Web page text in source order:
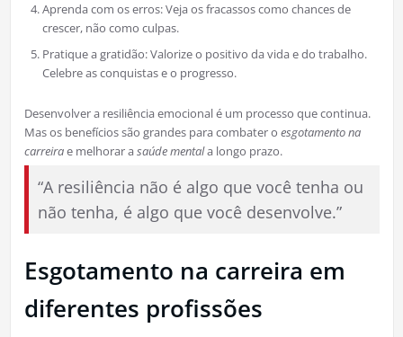
Aprenda com os erros: Veja os fracassos como chances de
crescer, não como culpas.
Pratique a gratidão: Valorize o positivo da vida e do trabalho.
Celebre as conquistas e o progresso.
Desenvolver a resiliência emocional é um processo que continua.
Mas os benefícios são grandes para combater o esgotamento na
carreirae melhorar asaúde mentala longo prazo.
“A resiliência não é algo que você tenha ou
não tenha, é algo que você desenvolve.”
Esgotamento na carreira em
diferentes profissões